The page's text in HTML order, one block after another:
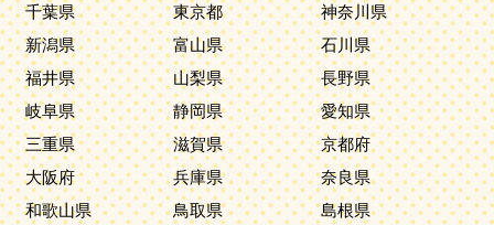
千葉県
東京都
神奈川県
新潟県
富山県
石川県
福井県
山梨県
長野県
岐阜県
静岡県
愛知県
三重県
滋賀県
京都府
大阪府
兵庫県
奈良県
和歌山県
鳥取県
島根県